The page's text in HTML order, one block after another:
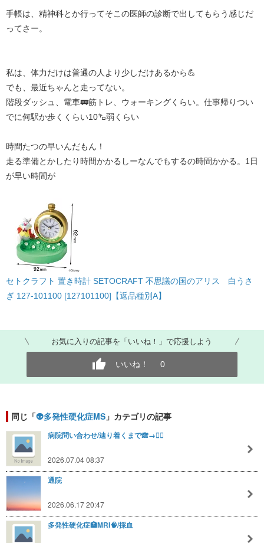
手帳は、精神科とか行ってそこの医師の診断で出してもらう感じだ
ってさー。
私は、体力だけは普通の人より少しだけあるから💪
でも、最近ちゃんと走ってない。
階段ダッシュ、電車🚃筋トレ、ウォーキングくらい。仕事帰りつい
でに何駅か歩くくらい10㌔弱くらい
時間たつの早いんだもん！
走る準備とかしたり時間かかるしーなんでもするの時間かかる。1日
が早い時間が
セトクラフト 置き時計 SETOCRAFT 不思議の国のアリス 白うさ
ぎ 127-101100 [127101100]【返品種別A】
お気に入りの記事を「いいね！」で応援しよう
いいね！ 0
同じ「👽多発性硬化症MS 」カテゴリの記事
病院問い合わせ/辿り着くまで🙈→🙅‍♂️
2026.07.04 08:37
通院
2026.06.17 20:47
多発性硬化症🏥MRI🧠/採血